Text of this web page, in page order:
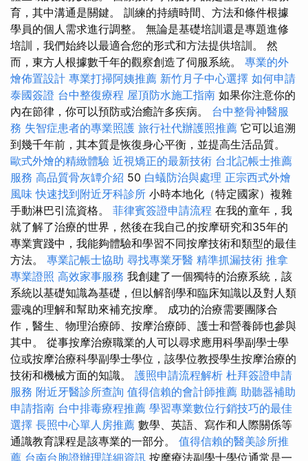
育，其中溝通是關鍵。 訓練的持續時間、方法和條件根據
學員的個人需求進行調整。 無論是基礎培訓還是專題進修
培訓，我們始終以最適合您的形式和方法提供培訓。 然
而，東方人根據數千年的觀察創造了伺服系統。 專業的外
燴佈置設計 專業打掃阿姨推薦 新竹月子中心選擇 如何申請
泰國簽證 台中整復療程 屋頂防水施工指南 如果你注意你的
內在節律，你可以預防或治癒許多疾病。 台中整骨神醫服
務 失智症患者的專業照護 旅行社代辦護照推薦 它可以追溯
到幾千年前，其本質是恢復身心平衡，並提高生活品質。
歐式外燴的精緻體驗 近視矯正的最新技術 台北記帳士推薦
服務 高品質骨灰罈介紹 50 白蟻防治與處理 正宗西式外燴
風味快速找到附近牙科診所 小時本地化（特定國家）複雜
手動淋巴引流資格。 菲律賓簽證申請流程 在我的童年，我
就了解了治療的世界，然後在我自己的按摩研究和35年的
專業實踐中，我能夠體驗和學習不同按摩技術和類型的最佳
方法。 專業記帳士協助 尋找專業牙醫 精準抓漏技術 推拿
專業證照 高效家事服務 我創建了一個獨特的治療系統，該
系統以基礎知識為基礎，但以解剖學和臨床知識以及對人類
靈魂的理解和幫助來補充按摩。 成功的治療需要團隊合
作，醫生、物理治療師、按摩治療師、護士和營養師也參與
其中。 從事按摩治療職業的人可以尋求應用科學副學士學
位或按摩治療科學副學士學位，該學位教授學生按摩治療的
技術和機械方面的知識。 護照申請流程解析 杜拜簽證申請
服務 附近牙醫診所查詢 值得信賴的會計師推薦 助聽器補助
申請指南 台中排毒療程推薦 學習專業數位行銷技巧的最佳
選擇 長照中心單人房推薦 數學、英語、寫作和人際關係等
通識教育課程是該專業的一部分。 值得信賴的醫美診所推
薦 台南台胞證辦理詳細資訊 按摩療法副學士學位通常是一